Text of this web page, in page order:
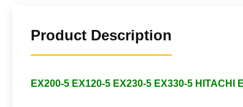
Product Description
EX200-5 EX120-5 EX230-5 EX330-5